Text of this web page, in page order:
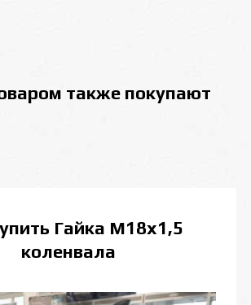
также покупают
Гайка М18х1,5
коленвала